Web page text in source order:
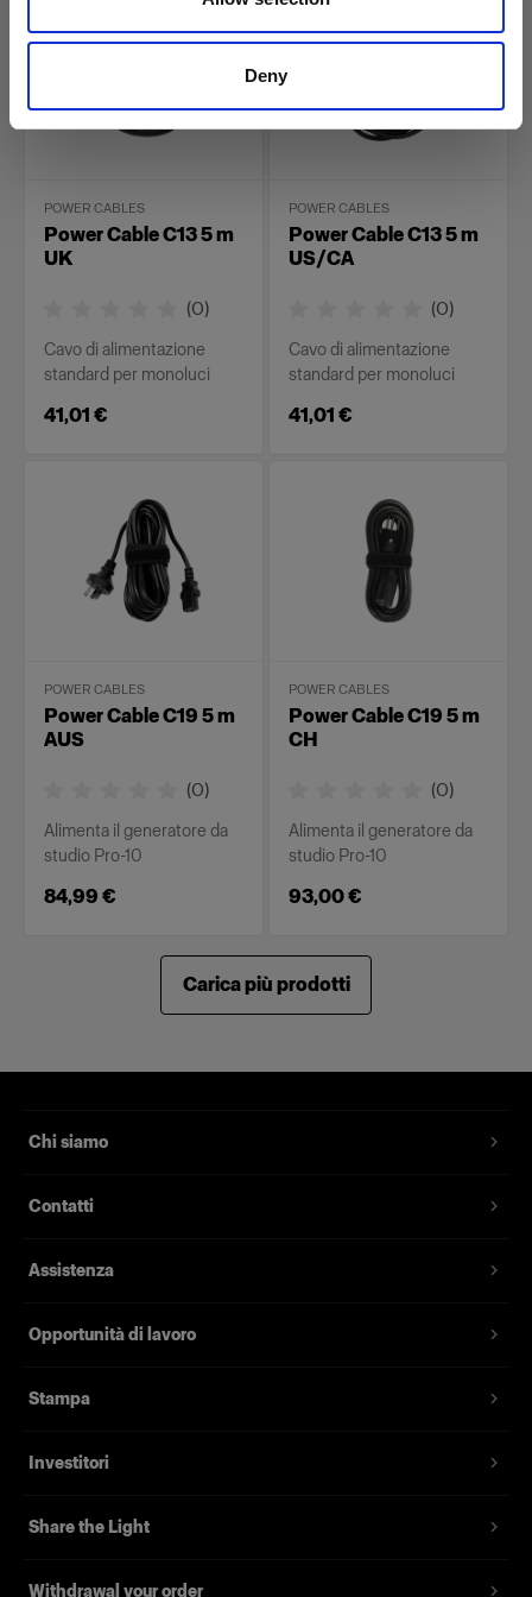
Deny
POWER CABLES
Power Cable C13 5 m
UK
(0)
Cavo di alimentazione
standard per monoluci
41,01 €
POWER CABLES
Power Cable C13 5 m
US/CA
(0)
Cavo di alimentazione
standard per monoluci
41,01 €
POWER CABLES
Power Cable C19 5 m
AUS
(0)
Alimenta il generatore da
studio Pro-10
84,99 €
POWER CABLES
Power Cable C19 5 m
CH
(0)
Alimenta il generatore da
studio Pro-10
93,00 €
Carica più prodotti
Chi siamo
Contatti
Assistenza
Opportunità di lavoro
Stampa
Investitori
Share the Light
Withdrawal your order